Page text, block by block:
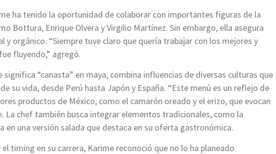
ha tenido la oportunidad de colaborar con importantes figuras de la
Bottura, Enrique Olvera y Virgilio Martínez. Sin embargo, ella asegura
y orgánico. “Siempre tuve claro que quería trabajar con los mejores y
fluyendo,” agregó.
significa “canasta” en maya, combina influencias de diversas culturas que
su vida, desde Perú hasta Japón y España. “Este menú es un reflejo de
productos de México, como el camarón oreado y el erizo, que evocan
La chef también busca integrar elementos tradicionales, como la
una versión salada que destaca en su oferta gastronómica.
timing en su carrera, Karime reconoció que no lo ha planeado